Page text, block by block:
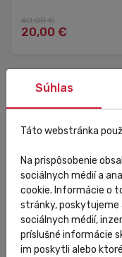
40,00 €
20,00 €
Súhlas
Táto webstránka
Na prispôsobenie
sociálnych médií a
cookie. Informácie o
stránky, poskytujeme
sociálnych médií,
príslušné informácie
im poskytli alebo